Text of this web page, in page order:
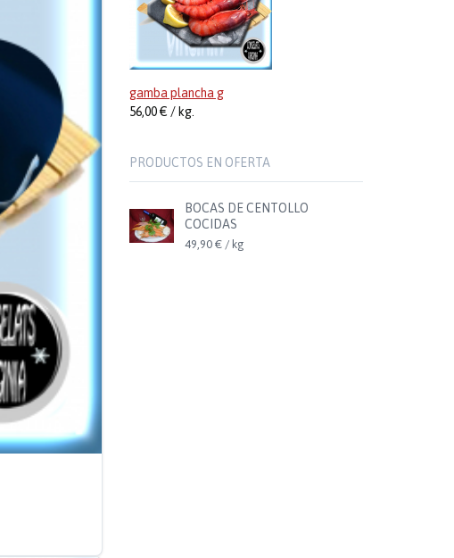
gamba plancha g
56,00 € / kg.
PRODUCTOS EN OFERTA
BOCAS DE CENTOLLO
COCIDAS
49,90 € / kg